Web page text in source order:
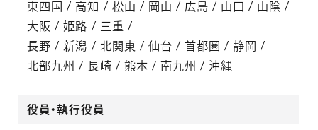
東四国 / 高知 / 松山 / 岡山 / 広島 / 山口 / 山陰 /
大阪 / 姫路 / 三重 /
長野 / 新潟 / 北関東 / 仙台 / 首都圏 / 静岡 /
北部九州 / 長崎 / 熊本 / 南九州 / 沖縄
役員・執行役員